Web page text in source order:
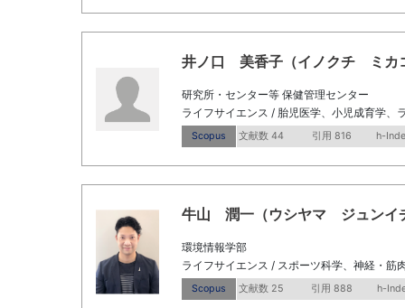
井ノ口 美香子（イノクチ ミカ
研究所・センター等 保健管理センター
ライフサイエンス / 胎児医学、小児成育学、
Scopus 文献数 44 引用 816 h-
牛山 潤一（ウシヤマ ジュンイ
環境情報学部
ライフサイエンス / スポーツ科学、神経・筋
Scopus 文献数 25 引用 888 h-